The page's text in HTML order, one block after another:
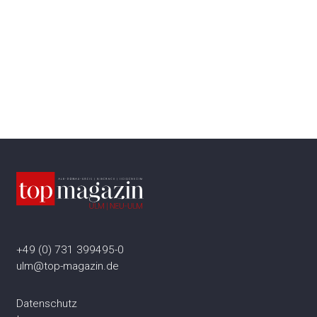
+49 (0) 731 399495-0
ulm@top-magazin.de
Datenschutz